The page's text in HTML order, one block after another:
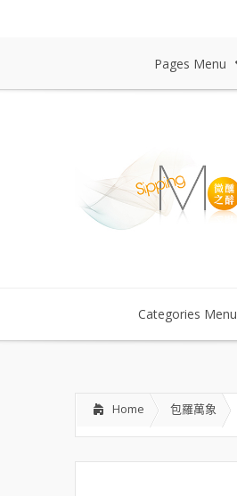
Pages Menu
Categories Menu
Home 包羅萬象